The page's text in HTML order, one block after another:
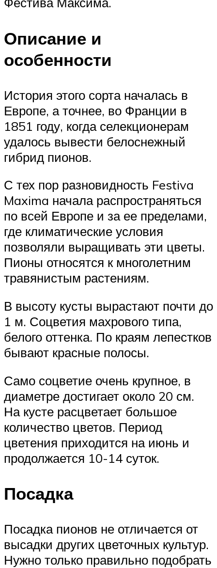
Описание и
особенности
История этого сорта началась в
Европе, а точнее, во Франции в
1851 году, когда селекционерам
удалось вывести белоснежный
гибрид пионов.
С тех пор разновидность Festiva
Maxima начала распространяться
по всей Европе и за ее пределами,
где климатические условия
позволяли выращивать эти цветы.
Пионы относятся к многолетним
травянистым растениям.
В высоту кусты вырастают почти до
1 м. Соцветия махрового типа,
белого оттенка. По краям лепестков
бывают красные полосы.
Само соцветие очень крупное, в
диаметре достигает около 20 см.
На кусте расцветает большое
количество цветов. Период
цветения приходится на июнь и
продолжается 10-14 суток.
Посадка
Посадка пионов не отличается от
высадки других цветочных культур.
Нужно только правильно подобрать